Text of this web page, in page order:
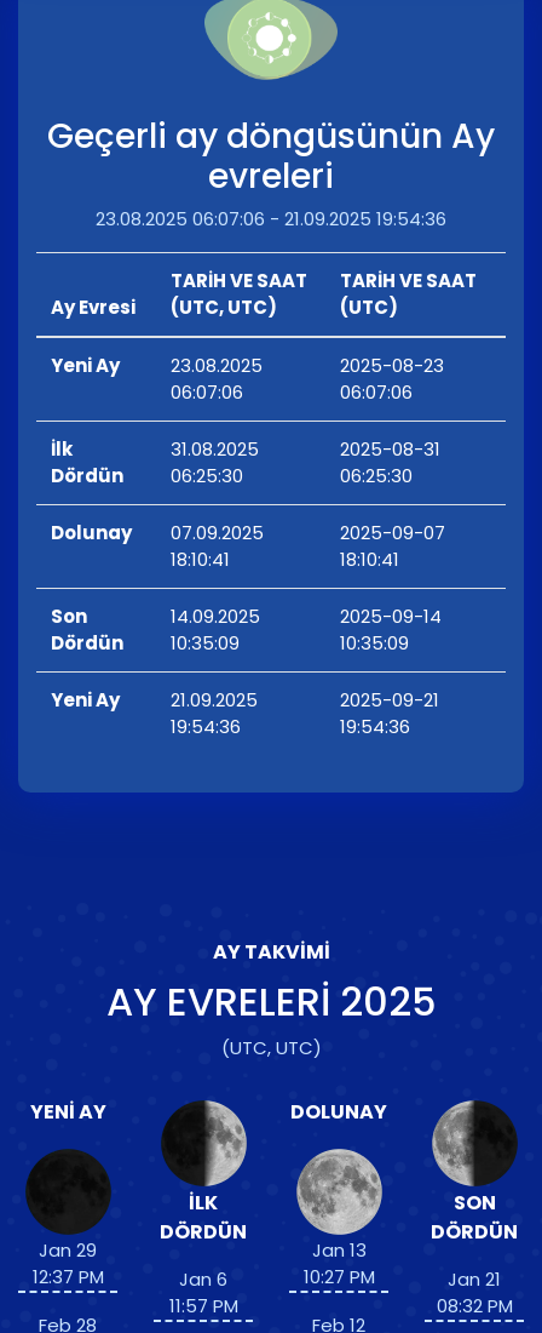
Geçerli ay döngüsünün Ay
evreleri
23.08.2025 06:07:06 - 21.09.2025 19:54:36
Ay Evresi
TARİH VE SAAT
(UTC, UTC)
TARİH VE SAAT
(UTC)
Yeni Ay
23.08.2025
06:07:06
2025-08-23
06:07:06
İlk
Dördün
31.08.2025
06:25:30
2025-08-31
06:25:30
Dolunay
07.09.2025
18:10:41
2025-09-07
18:10:41
Son
Dördün
14.09.2025
10:35:09
2025-09-14
10:35:09
Yeni Ay
21.09.2025
19:54:36
2025-09-21
19:54:36
AY TAKVIMI
AY EVRELERI 2025
(UTC, UTC)
YENI AY
Jan 29
12:37 PM
Feb 28
İLK
DÖRDÜN
Jan 6
11:57 PM
DOLUNAY
Jan 13
10:27 PM
Feb 12
SON
DÖRDÜN
Jan 21
08:32 PM